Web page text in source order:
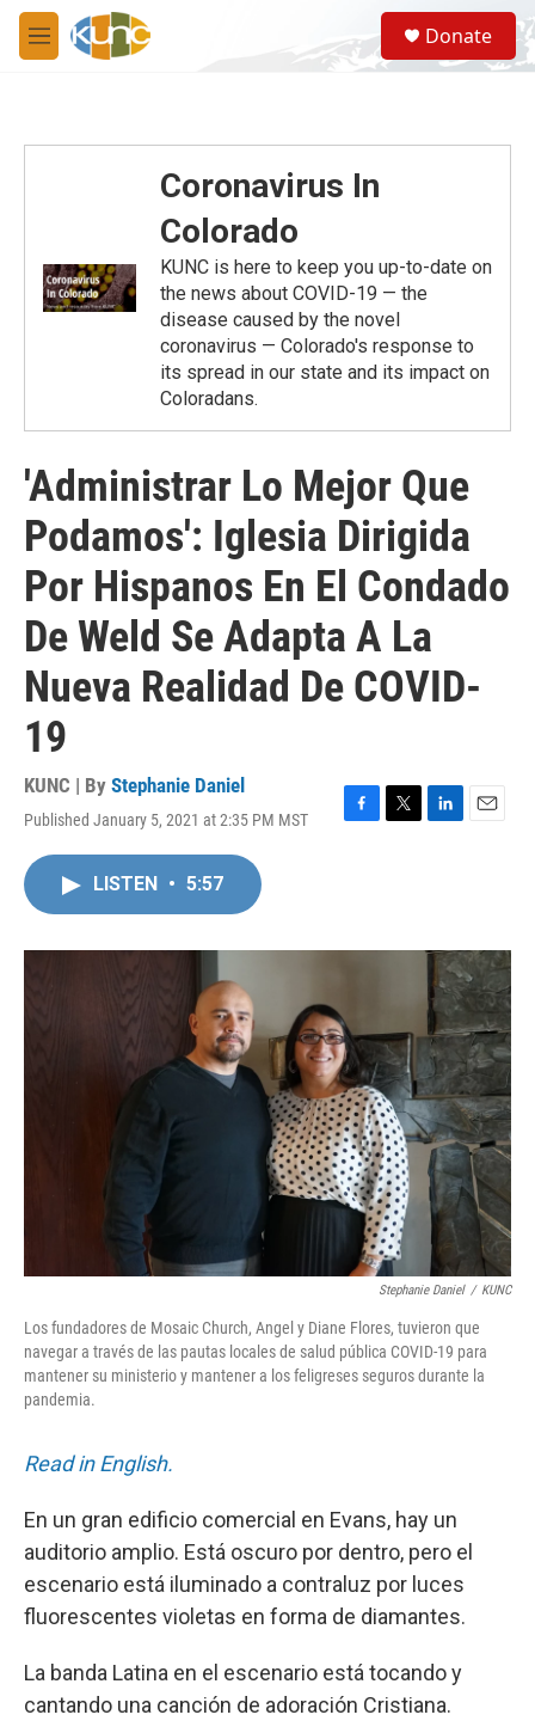
Skip to main content
M
e
S
e
a
Donate
Coronavirus In
Colorado
KUNC is here to keep you up-to-date on
the news about COVID-19 — the
disease caused by the novel
coronavirus — Colorado's response to
its spread in our state and its impact on
Coloradans.
'Administrar Lo Mejor Que
Podamos': Iglesia Dirigida
Por Hispanos En El Condado
De Weld Se Adapta A La
Nueva Realidad De COVID-
19
KUNC | By Stephanie Daniel
Published January 5, 2021 at 2:35 PM MST
F
o
T
r
L
I
n
E
LISTEN • 5:57
Stephanie Daniel / KUNC
Los fundadores de Mosaic Church, Angel y Diane Flores, tuvieron que
navegar a través de las pautas locales de salud pública COVID-19 para
mantener su ministerio y mantener a los feligreses seguros durante la
pandemia.
Read in English.
En un gran edificio comercial en Evans, hay un
auditorio amplio. Está oscuro por dentro, pero el
escenario está iluminado a contraluz por luces
fluorescentes violetas en forma de diamantes.
La banda Latina en el escenario está tocando y
cantando una canción de adoración Cristiana.